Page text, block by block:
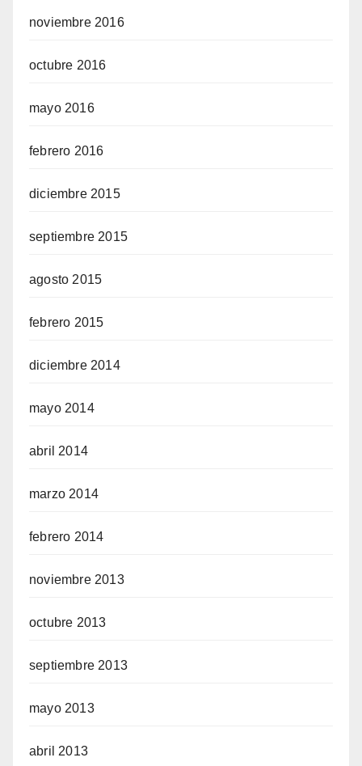
noviembre 2016
octubre 2016
mayo 2016
febrero 2016
diciembre 2015
septiembre 2015
agosto 2015
febrero 2015
diciembre 2014
mayo 2014
abril 2014
marzo 2014
febrero 2014
noviembre 2013
octubre 2013
septiembre 2013
mayo 2013
abril 2013